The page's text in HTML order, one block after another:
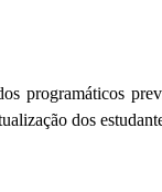
programáticos
dos